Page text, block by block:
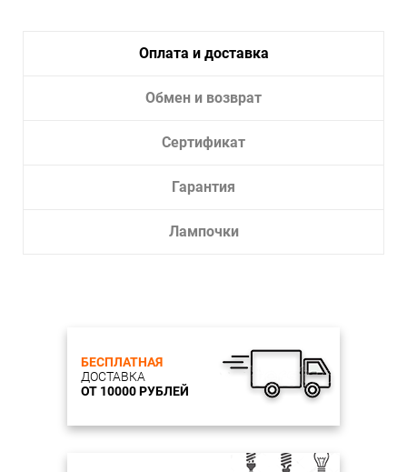
Оплата и доставка
Обмен и возврат
Сертификат
Гарантия
Лампочки
БЕСПЛАТНАЯ
ДОСТАВКА
ОТ 10000 РУБЛЕЙ